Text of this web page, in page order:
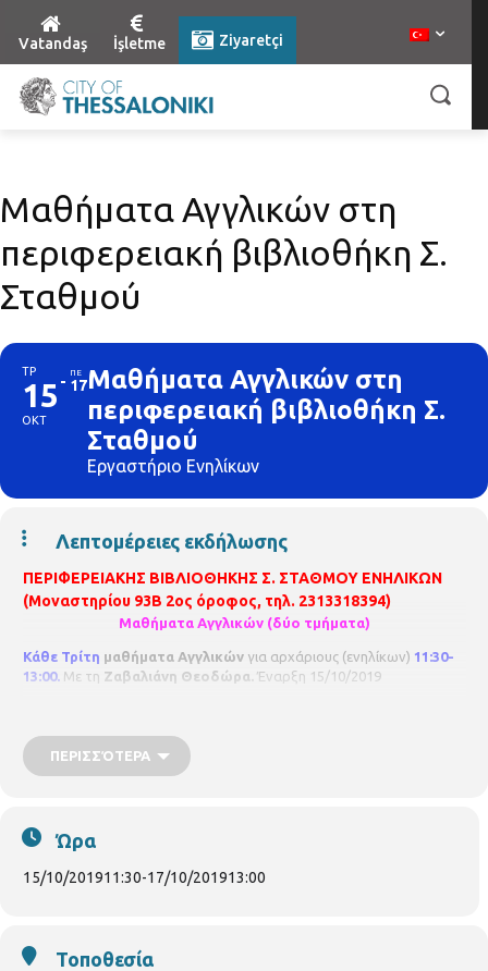
Vatandaş İşletme Ziyaretçi
Μαθήματα Αγγλικών στη
περιφερειακή βιβλιοθήκη Σ.
Σταθμού
ΤΡ
15
ΟΚΤ
ΠΕ
17Μαθήματα Αγγλικών στη
περιφερειακή βιβλιοθήκη Σ.
Σταθμού
Εργαστήριο Ενηλίκων
Λεπτομέρειες εκδήλωσης
ΠΕΡΙΦΕΡΕΙΑΚΗΣ ΒΙΒΛΙΟΘΗΚΗΣ Σ. ΣΤΑΘΜΟΥ ΕΝΗΛΙΚΩΝ
(Μοναστηρίου 93Β 2ος όροφος, τηλ. 2313318394)
Μαθήματα Αγγλικών (δύο τμήματα)
Κάθε Τρίτη μαθήματα Αγγλικών για αρχάριους (ενηλίκων) 11:30-
13:00. Με τη Ζαβαλιάνη Θεοδώρα. Έναρξη 15/10/2019
ΠΕΡΙΣΣΌΤΕΡΑ
Ώρα
15/10/201911:30-17/10/201913:00
Τοποθεσία